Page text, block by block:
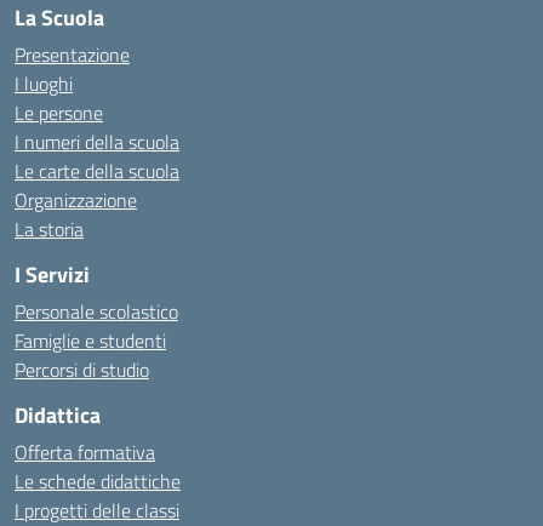
La Scuola
Presentazione
I luoghi
Le persone
I numeri della scuola
Le carte della scuola
Organizzazione
La storia
I Servizi
Personale scolastico
Famiglie e studenti
Percorsi di studio
Didattica
Offerta formativa
Le schede didattiche
I progetti delle classi